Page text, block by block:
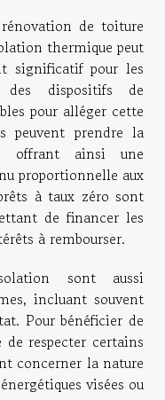
de toiture
thermique peut
significatif pour les
des dispositifs de
pour alléger cette
peuvent prendre la
offrant ainsi une
proportionnelle aux
à taux zéro sont
de financer les
à rembourser.
sont aussi
incluant souvent
Pour bénéficier de
respecter certains
concerner la nature
visées ou